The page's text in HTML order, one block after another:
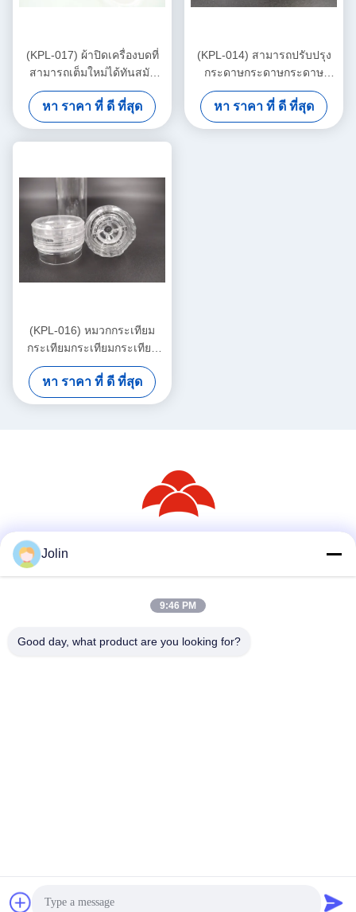
(KPL-017) ผ้าปิดเครื่องบดที่
สามารถเต็มใหม่ได้ทันสมัย
พร้อมอุปกรณ์เสริมที่ใช้ใน
หมวกเครื่องบดแบบกลมสีที่กํา
หนดเอง
หา ราคา ที่ ดี ที่สุด
(KPL-014) สามารถปรับปรุง
กระดาษกระดาษกระดาษ
กระดาษกระดาษกระดาษ
กระดาษกระดาษกระดาษ
กระดาษกระดาษกระดาษ
หา ราคา ที่ ดี ที่สุด
(KPL-016) หมวกกระเทียม
กระเทียมกระเทียมกระเทียม
กระเทียมกระเทียม
หา ราคา ที่ ดี ที่สุด
จีน คุณภาพดี เครื่องบดพริกพลาสติก ผู้จัดจําหน่าย.ลิขสิทธิ์ 2024-
Jolin
9:46 PM
Good day, what product are you looking for?